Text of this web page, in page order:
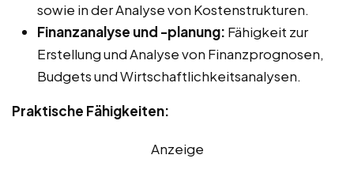
sowie in der Analyse von Kostenstrukturen.
Finanzanalyse und -planung: Fähigkeit zur
Erstellung und Analyse von Finanzprognosen,
Budgets und Wirtschaftlichkeitsanalysen.
Praktische Fähigkeiten:
Anzeige